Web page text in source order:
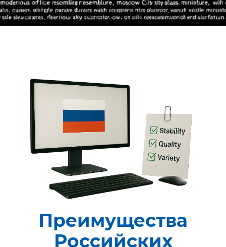
Преимущества
Российских